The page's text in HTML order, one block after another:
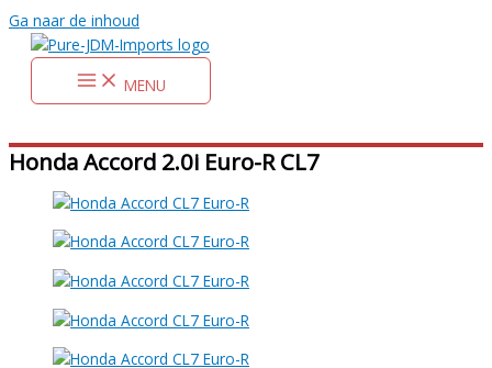
Ga naar de inhoud
MENU
Honda Accord 2.0i Euro-R CL7